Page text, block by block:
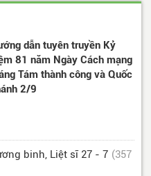
dẫn tuyên truyền Kỷ
81 năm Ngày Cách mạng
Tám thành công và Quốc
2/9
binh, Liệt sĩ 27 - 7 (357